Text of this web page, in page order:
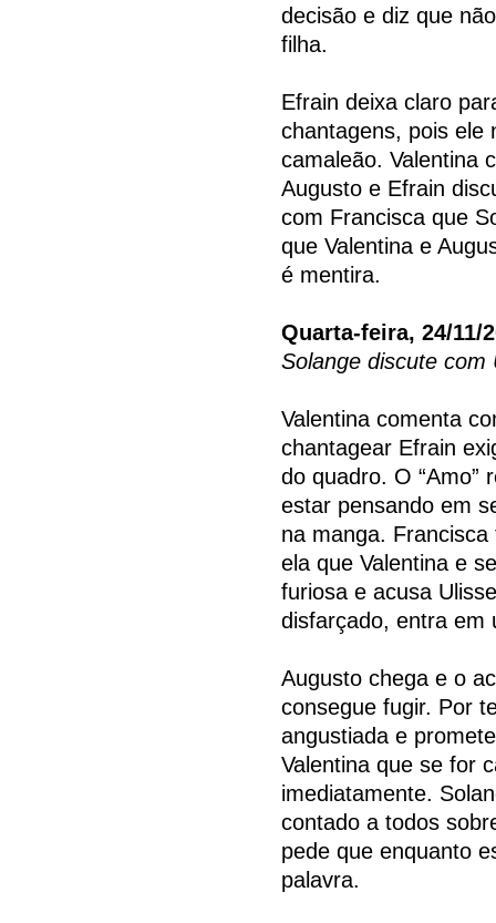
decisão e diz que
filha.
Efrain deixa claro
chantagens, pois ele
camaleão. Valentina
Augusto e Efrain
com Francisca que
que Valentina e
é mentira.
Quarta-feira, 24/11/
Solange discute com
Valentina comenta
chantagear Efrain
do quadro. O “Amo”
estar pensando em
na manga.
ela que Valentina e
furiosa e acusa
disfarçado, entra em
Augusto chega e o
consegue fugir. Por
angustiada e
Valentina que se for
imediatamente.
contado a todos
pede que enquanto
palavra.